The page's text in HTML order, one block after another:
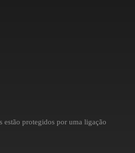
estão protegidos por uma ligação